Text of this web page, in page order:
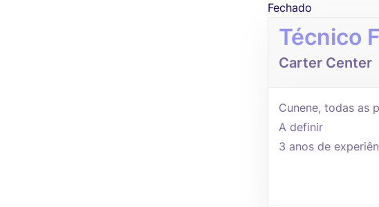
Fechado
Técnico
Carter Center
Cunene, todas as
A definir
3 anos de